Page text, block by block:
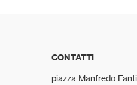
CONTATTI
piazza Manfredo